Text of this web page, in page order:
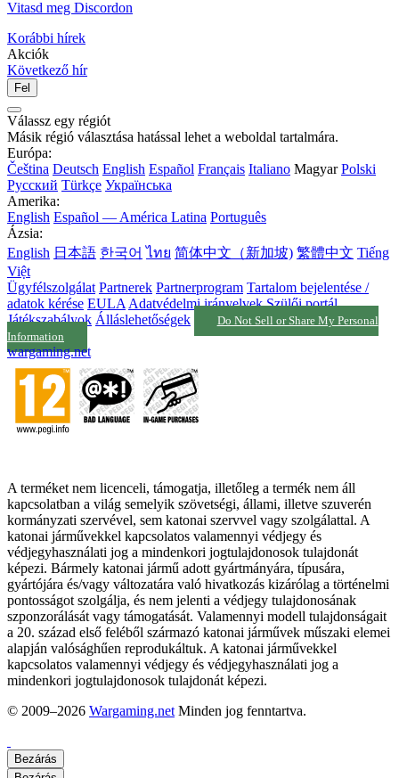
Vitasd meg Discordon
Korábbi hírek
Akciók
Következő hír
Fel
Válassz egy régiót
Másik régió választása hatással lehet a weboldal tartalmára.
Európa:
Čeština Deutsch English Español Français Italiano Magyar Polski
Русский Türkçe Українська
Amerika:
English Español — América Latina Português
Ázsia:
English 日本語 한국어 ไทย 简体中文（新加坡) 繁體中文 Tiếng
Việt
Ügyfélszolgálat Partnerek Partnerprogram Tartalom bejelentése /
adatok kérése EULA Adatvédelmi irányelvek Szülői portál
Játékszabályok Álláslehetőségek
Do Not Sell or Share My Personal
Information
wargaming.net
A terméket nem licenceli, támogatja, illetőleg a termék nem áll
kapcsolatban a világ semelyik szövetségi, állami, illetve szuverén
kormányzati szervével, sem katonai szervvel vagy szolgálattal. A
katonai járművekkel kapcsolatos valamennyi védjegy és
védjegyhasználati jog a mindenkori jogtulajdonosok tulajdonát
képezi. Bármely katonai jármű adott gyártmányára, típusára,
gyártójára és/vagy változatára való hivatkozás kizárólag a történelmi
pontosságot szolgálja, és nem jelenti a védjegy tulajdonosának
szponzorálását vagy támogatását. Valamennyi modell tulajdonságait
a 20. század első feléből származó katonai járművek műszaki elemei
alapján valósághűen reprodukáltuk. A katonai járművekkel
kapcsolatos valamennyi védjegy és védjegyhasználati jog a
mindenkori jogtulajdonosok tulajdonát képezi.
© 2009–2026 Wargaming.net Minden jog fenntartva.
Bezárás